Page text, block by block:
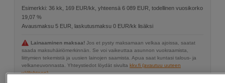
Esimerkki: 36 kk, 169 EUR/kk, yhteensä 6 089 EUR, todellinen vuosikorko
19,07 %
Avausmaksu 5 EUR, laskutusmaksu 0 EUR/kk lisäksi
Lainaaminen maksaa! Jos et pysty maksamaan velkaa ajoissa, saatat
saada maksuhäiriömerkinnän. Se voi vaikeuttaa asunnon vuokraamista,
liittymien tekemistä ja uusien lainojen saamista. Apua saat kuntasi talous- ja
velkaneuvonnasta. Yhteystiedot löydät sivulta kkv.fi (avautuu uuteen
välilehteen)